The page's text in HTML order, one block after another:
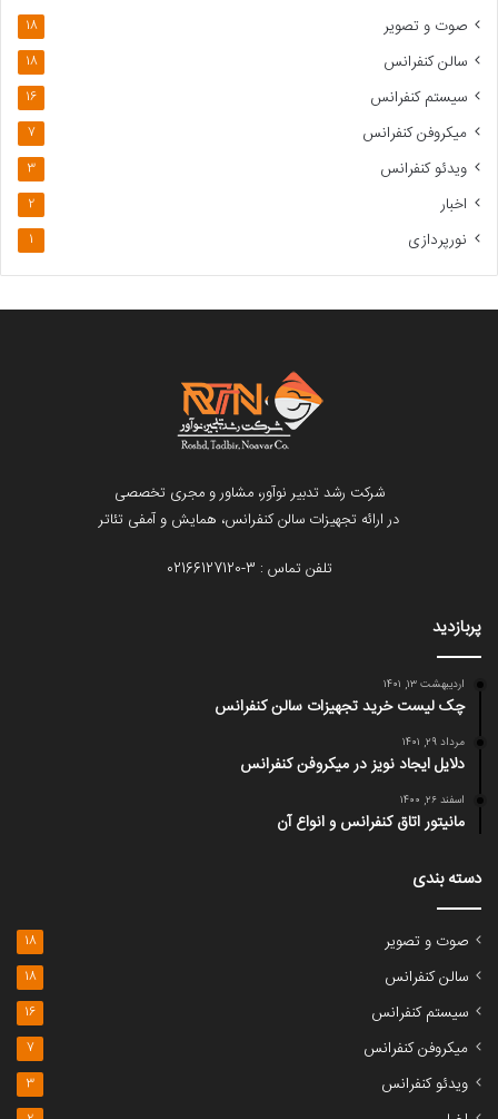
صوت و تصویر 18
سالن کنفرانس 18
سیستم کنفرانس 16
میکروفن کنفرانس 7
ویدئو کنفرانس 3
اخبار 2
نورپردازی 1
شرکت رشد تدبیر نوآور، مشاور و مجری تخصصی
در ارائه تجهیزات سالن کنفرانس، همایش و آمفی تئاتر
تلفن تماس : 3-02166127120
پربازدید
اردیبهشت ۱۳, ۱۴۰۱
چک لیست خرید تجهیزات سالن کنفرانس
مرداد ۲۹, ۱۴۰۱
دلایل ایجاد نویز در میکروفن کنفرانس
اسفند ۲۶, ۱۴۰۰
مانیتور اتاق کنفرانس و انواع آن
دسته بندی
صوت و تصویر 18
سالن کنفرانس 18
سیستم کنفرانس 16
میکروفن کنفرانس 7
ویدئو کنفرانس 3